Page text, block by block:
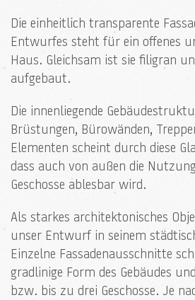
Die einheitlich transparente
Entwurfes steht für ein offenes
Haus. Gleichsam ist sie filigran
aufgebaut.
Die innenliegende
Brüstungen, Bürowänden,
Elementen scheint durch diese
dass auch von außen die
Geschosse ablesbar wird.
Als starkes architektonisches
unser Entwurf in seinem
Einzelne Fassadenausschnitte
gradlinige Form des Gebäudes
bzw. bis zu drei Geschosse. Je